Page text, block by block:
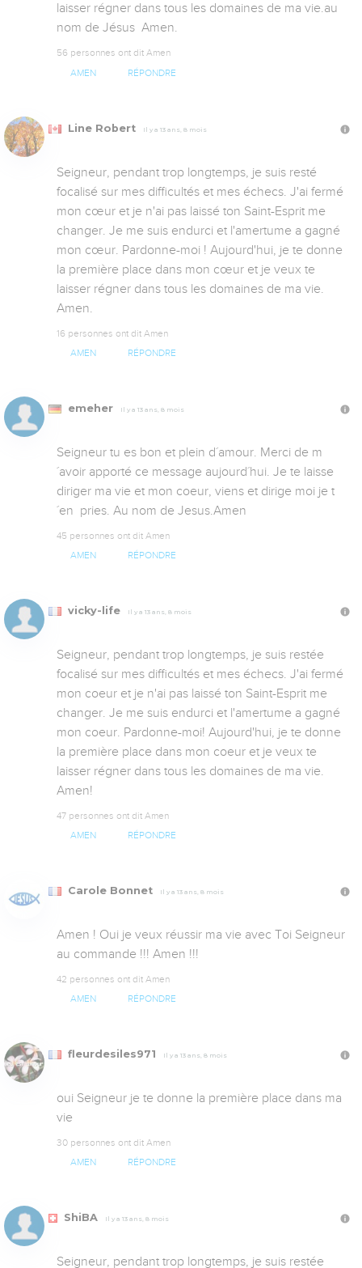
laisser régner dans tous les domaines de ma vie.au
nom de Jésus  Amen.
56 personnes ont dit Amen
AMEN RÉPONDRE
Line Robert Il y a 13 ans, 8 mois
Seigneur, pendant trop longtemps, je suis resté
focalisé sur mes difficultés et mes échecs. J'ai fermé
mon cœur et je n'ai pas laissé ton Saint-Esprit me
changer. Je me suis endurci et l'amertume a gagné
mon cœur. Pardonne-moi ! Aujourd'hui, je te donne
la première place dans mon cœur et je veux te
laisser régner dans tous les domaines de ma vie.
Amen.
16 personnes ont dit Amen
AMEN RÉPONDRE
emeher Il y a 13 ans, 8 mois
Seigneur tu es bon et plein d´amour. Merci de m
´avoir apporté ce message aujourd´hui. Je te laisse
diriger ma vie et mon coeur, viens et dirige moi je t
´en  pries. Au nom de Jesus.Amen
45 personnes ont dit Amen
AMEN RÉPONDRE
vicky-life Il y a 13 ans, 8 mois
Seigneur, pendant trop longtemps, je suis restée
focalisé sur mes difficultés et mes échecs. J'ai fermé
mon coeur et je n'ai pas laissé ton Saint-Esprit me
changer. Je me suis endurci et l'amertume a gagné
mon coeur. Pardonne-moi! Aujourd'hui, je te donne
la première place dans mon coeur et je veux te
laisser régner dans tous les domaines de ma vie.
Amen!
47 personnes ont dit Amen
AMEN RÉPONDRE
Carole Bonnet Il y a 13 ans, 8 mois
Amen ! Oui je veux réussir ma vie avec Toi Seigneur
au commande !!! Amen !!!
42 personnes ont dit Amen
AMEN RÉPONDRE
fleurdesiles971 Il y a 13 ans, 8 mois
oui Seigneur je te donne la première place dans ma
vie
30 personnes ont dit Amen
AMEN RÉPONDRE
ShiBA Il y a 13 ans, 8 mois
Seigneur, pendant trop longtemps, je suis restée